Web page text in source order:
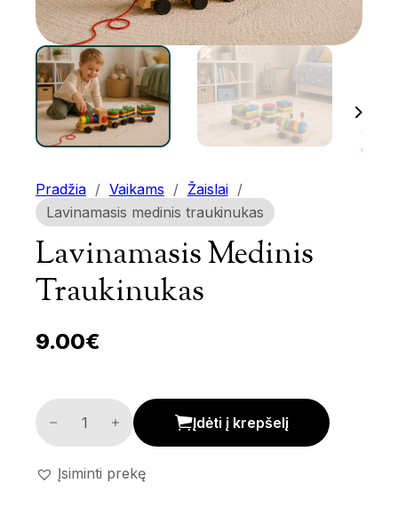
Pradžia / Vaikams / Žaislai /
Lavinamasis medinis traukinukas
Lavinamasis Medinis
Traukinukas
9.00€
Lavinamasis medinis traukinukas kiekis
Įdėti į krepšelį
Įsiminti prekę